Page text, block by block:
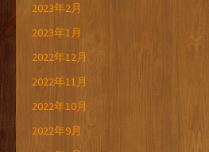
2023年2月
2023年1月
2022年12月
2022年11月
2022年10月
2022年9月